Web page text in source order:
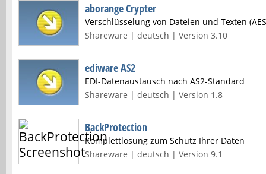
aborange Crypter
Verschlüsselung von Dateien und Texten
Shareware | deutsch | Version 3.10
ediware AS2
EDI-Datenaustausch nach AS2-Standard
Shareware | deutsch | Version 1.8
BackProtection
Komplettlösung zum Schutz Ihrer Daten
Shareware | deutsch | Version 9.1